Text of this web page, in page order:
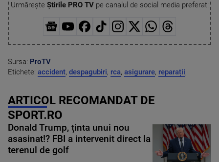
Urmărește Știrile PRO TVpe canalul de social media preferat:
Sursa: ProTV
Etichete: accident, despagubiri, rca, asigurare, reparații,
ARTICOL RECOMANDAT DE
SPORT.RO
Donald Trump, ținta unui nou
asasinat!? FBI a intervenit direct la
terenul de golf